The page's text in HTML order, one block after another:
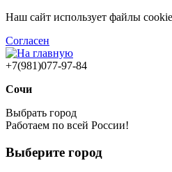
Наш сайт использует файлы
Согласен
+7(981)077-97-84
Сочи
Выбрать город
Работаем по всей России!
Выберите город